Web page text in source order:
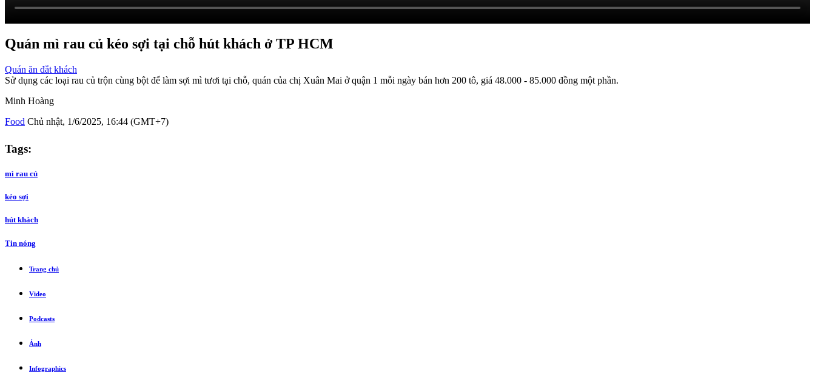
Quán mì rau củ kéo sợi tại chỗ hút khách ở TP HCM
Quán ăn đắt khách
Sử dụng các loại rau củ trộn cùng bột để làm sợi mì tươi tại chỗ, quán của chị Xuân Mai ở quận 1 mỗi ngày bán hơn 200 tô, giá 48.000 - 85.000 đồng một phần.
Minh Hoàng
Food Chủ nhật, 1/6/2025, 16:44 (GMT+7)
Tags:
mì rau củ
kéo sợi
hút khách
Tin nóng
Trang chủ
Video
Podcasts
Ảnh
Infographics